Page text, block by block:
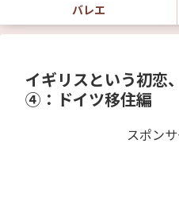
バレエ
イギリスという初恋
④：ドイツ移住編
スポン